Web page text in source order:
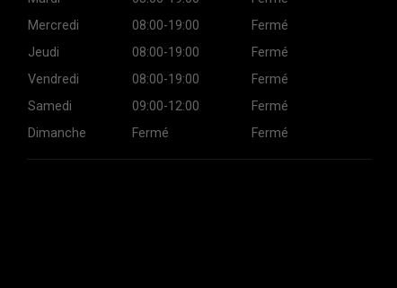
Mercredi
08:00-19:00
Fermé
Jeudi
08:00-19:00
Fermé
Vendredi
08:00-19:00
Fermé
Samedi
09:00-12:00
Fermé
Dimanche
Fermé Fermé